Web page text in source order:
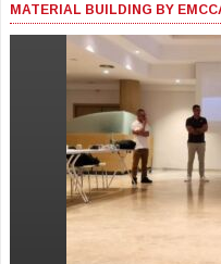
MATERIAL BUILDING BY